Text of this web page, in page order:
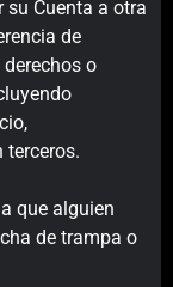
su Cuenta a otra
de
o
terceros.
que alguien
de trampa o